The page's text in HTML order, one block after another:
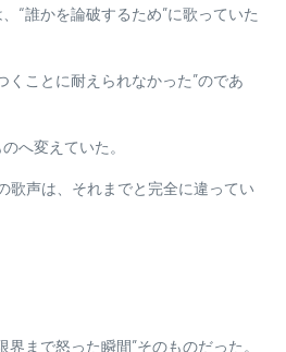
“誰かを論破するため”に歌っていた
くことに耐えられなかった”のであ
へ変えていた。
歌声は、それまでと完全に違ってい
まで怒った瞬間”そのものだった。